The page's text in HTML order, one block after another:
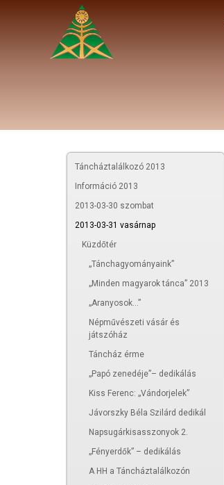
Táncháztalálkozó 2013
Információ 2013
2013-03-30 szombat
2013-03-31 vasárnap
Küzdőtér
„Tánchagyományaink”
„Minden magyarok tánca” 2013
„Aranyosok...”
Népművészeti vásár és
játszóház
Táncház érme
„Papó zenedéje”– dedikálás
Kiss Ferenc: „Vándorjelek”
Jávorszky Béla Szilárd dedikál
Napsugárkisasszonyok 2.
„Fényerdők” – dedikálás
A HH a Táncháztalálkozón